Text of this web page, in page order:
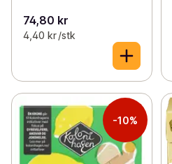
74,80 kr
4,40 kr /stk
-10%